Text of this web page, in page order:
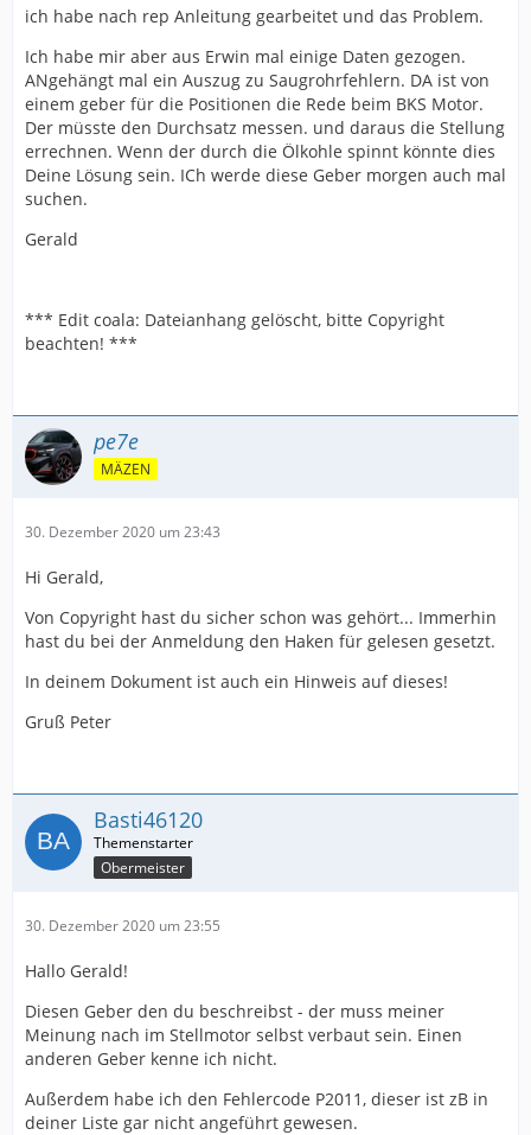
ich habe nach rep Anleitung gearbeitet und das Problem.
Ich habe mir aber aus Erwin mal einige Daten gezogen.
ANgehängt mal ein Auszug zu Saugrohrfehlern. DA ist von
einem geber für die Positionen die Rede beim BKS Motor.
Der müsste den Durchsatz messen. und daraus die Stellung
errechnen. Wenn der durch die Ölkohle spinnt könnte dies
Deine Lösung sein. ICh werde diese Geber morgen auch mal
suchen.
Gerald
*** Edit coala: Dateianhang gelöscht, bitte Copyright
beachten! ***
pe7e
MÄZEN
30. Dezember 2020 um 23:43
Hi Gerald,
Von Copyright hast du sicher schon was gehört... Immerhin
hast du bei der Anmeldung den Haken für gelesen gesetzt.
In deinem Dokument ist auch ein Hinweis auf dieses!
Gruß Peter
Basti46120
Obermeister
30. Dezember 2020 um 23:55
Hallo Gerald!
Diesen Geber den du beschreibst - der muss meiner
Meinung nach im Stellmotor selbst verbaut sein. Einen
anderen Geber kenne ich nicht.
Außerdem habe ich den Fehlercode P2011, dieser ist zB in
deiner Liste gar nicht angeführt gewesen.